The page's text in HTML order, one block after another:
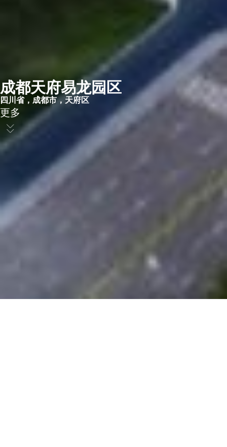
成都天府易龙园区​
四川省，成都市，天府区​
更多